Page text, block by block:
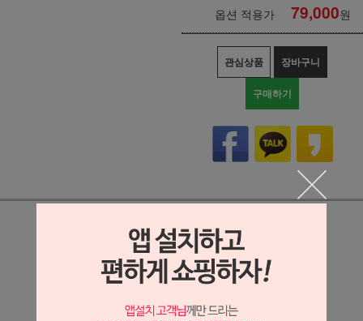
옵션 적용가 79,000원
관심상품 장바구니
구매하기
상세정보 새창 열기
상세 정보를 확대해 보실 수 있습니다.